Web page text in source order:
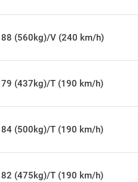
88 (560kg)/V (240 km/h)
79 (437kg)/T (190 km/h)
84 (500kg)/T (190 km/h)
82 (475kg)/T (190 km/h)